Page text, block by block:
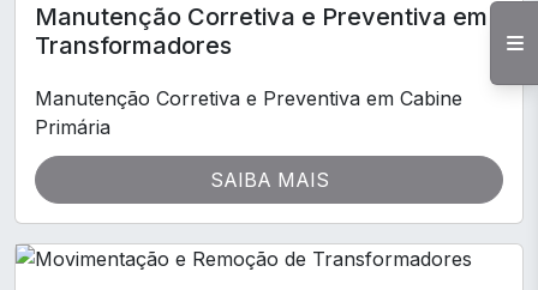
Manutenção Corretiva e Preventiva em
Transformadores
Manutenção Corretiva e Preventiva em Cabine
Primária
SAIBA MAIS